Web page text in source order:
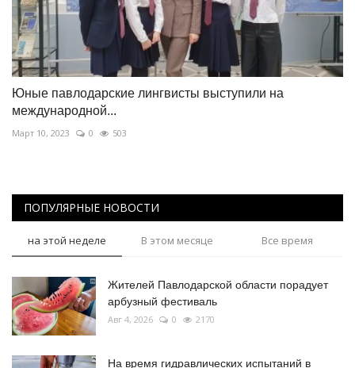
Юные павлодарские лингвисты выступили на
международной...
Март 10, 2023 0 503
ПОПУЛЯРНЫЕ НОВОСТИ
на этой неделе В этом месяце Все время
Жителей Павлодарской области порадует
арбузный фестиваль
Авг 4, 2026 0 2170
На время гидравлических испытаний в